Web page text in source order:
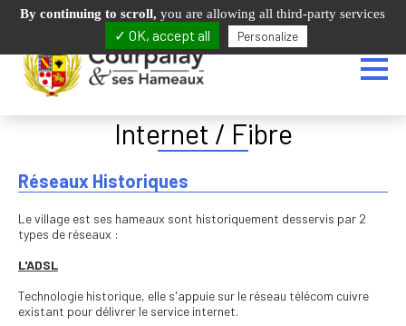
01.64.25.64.40 2 bis rue Champrenard - 77540 COURPALAY
Internet / Fibre
Réseaux Historiques
Le village est ses hameaux sont historiquement desservis par 2
types de réseaux :
L'ADSL
Technologie historique, elle s'appuie sur le réseau télécom cuivre
existant pour délivrer le service internet.
By continuing to scroll, you are allowing all third-party services
✓ OK, accept all Personalize